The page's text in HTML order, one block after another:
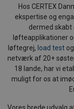
Hos CERTEX
ekspertise og
dermed skabt
løfteapplikationer
løftegrej, load test
netværk af 20+
18 lande, har vi
muligt for os at